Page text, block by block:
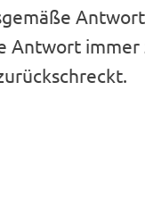
Antwort